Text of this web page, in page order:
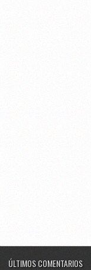
ÚLTIMOS COMENTARIOS